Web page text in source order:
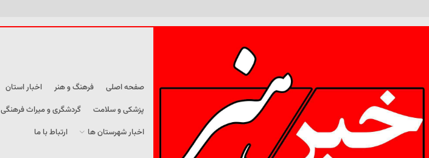
صفحه اصلی فرهنگ و هنر اخبار استان
پزشکی و سلامت
گردشگری و میراث فرهنگی
اخبار شهرستان ها
ارتباط با ما